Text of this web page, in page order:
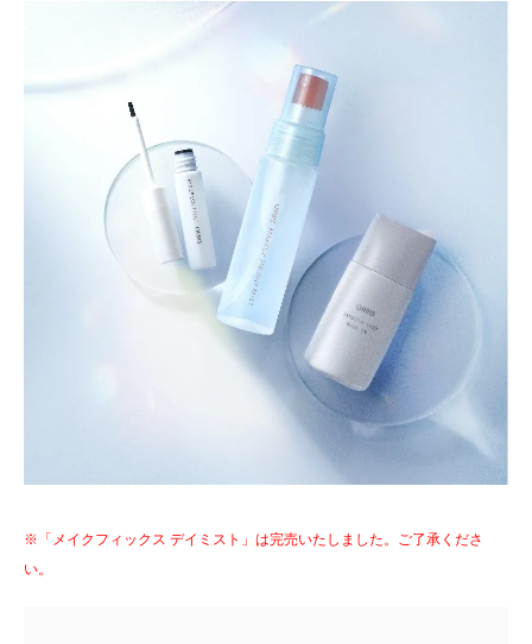
※「メイクフィックス デイミスト」は完売いたしました。ご了承くださ
い。